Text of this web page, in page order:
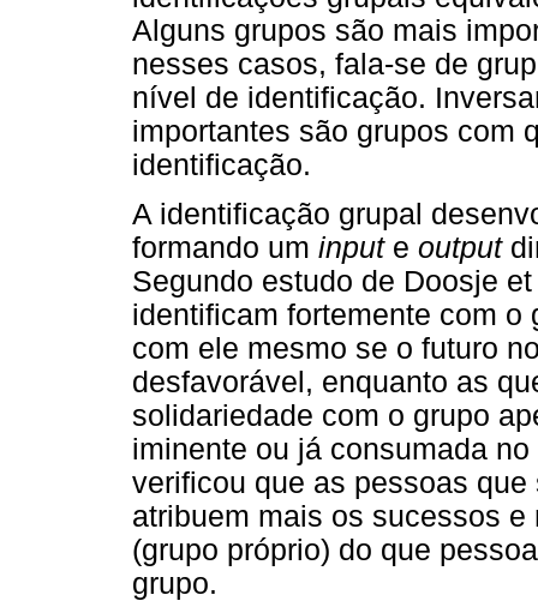
Alguns grupos são mais
nesses casos, fala-se de
nível de identificação.
importantes são grupos com
identificação.
A identificação grupal
formando um inpute output
Segundo estudo de Doosje
identificam fortemente com o
com ele mesmo se o futuro
desfavorável, enquanto as
solidariedade com o grupo
iminente ou já consumada no
verificou que as pessoas
atribuem mais os sucessos
(grupo próprio) do que
grupo.